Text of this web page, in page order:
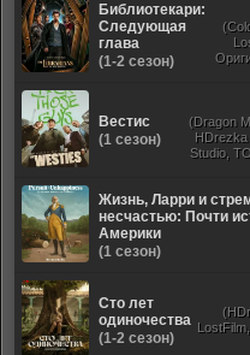
Библиотекари:
Следующая
глава
(1-2 сезон)
Вестис
(1 сезон)
(Dragon
HDrezka
Studio,
Жизнь, Ларри и
несчастью: Почти
Америки
(1 сезон)
Сто лет
одиночества
(1-2 сезон)